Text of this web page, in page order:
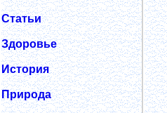
Статьи
Здоровье
История
Природа